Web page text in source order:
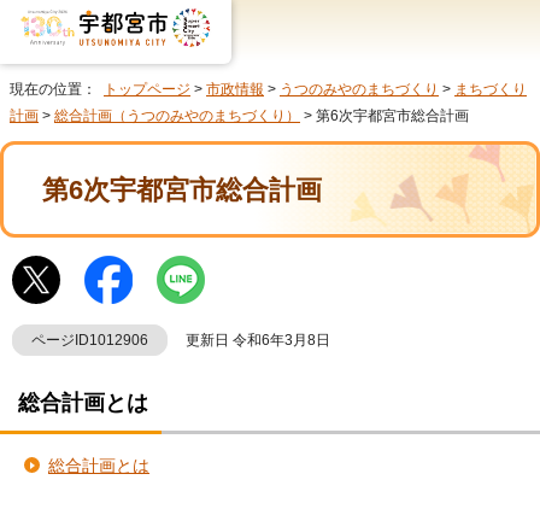
現在の位置： トップページ > 市政情報 > うつのみやのまちづくり > まちづくり
計画 > 総合計画（うつのみやのまちづくり） > 第6次宇都宮市総合計画
第6次宇都宮市総合計画
ページID1012906 更新日 令和6年3月8日
総合計画とは
総合計画とは